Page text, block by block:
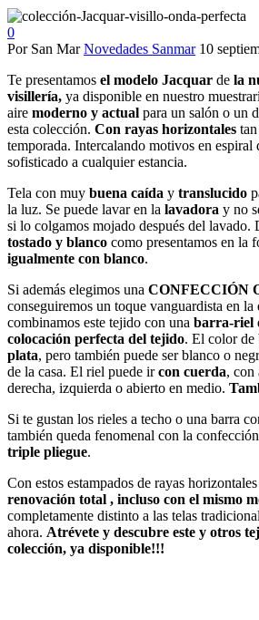
0
Por San Mar Novedades Sanmar 10
Te presentamos el modelo Jacquar de la
visillería, ya disponible en nuestro
aire moderno y actual para un salón o un
esta colección. Con rayas horizontales
temporada. Intercalando motivos en espiral
sofisticado a cualquier estancia.
Tela con muy buena caída y translucido
la luz. Se puede lavar en la lavadora y no
si lo colgamos mojado después del lavado.
tostado y blanco como presentamos en la
igualmente con blanco.
Si además elegimos una CONFECCIÓN
conseguiremos un toque vanguardista en la
combinamos este tejido con una barra-riel
colocación perfecta del tejido. El color de
plata, pero también puede ser blanco o
de la casa. El riel puede ircon cuerda, con
derecha, izquierda o abierto en medio.
Si te gustan los rieles a techo o una barra
también queda fenomenal con la
triple pliegue.
Con estos estampados de rayas
renovación total , incluso con el mismo
completamente distinto a las telas
ahora. Atrévete y descubre este y otros
colección, ya disponible!!!